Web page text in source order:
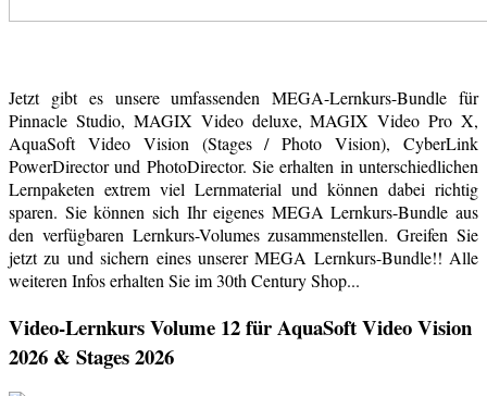
Jetzt gibt es unsere umfassenden MEGA-Lernkurs-Bundle für
Pinnacle Studio, MAGIX Video deluxe, MAGIX Video Pro X,
AquaSoft Video Vision (Stages / Photo Vision), CyberLink
PowerDirector und PhotoDirector. Sie erhalten in unterschiedlichen
Lernpaketen extrem viel Lernmaterial und können dabei richtig
sparen. Sie können sich Ihr eigenes MEGA Lernkurs-Bundle aus
den verfügbaren Lernkurs-Volumes zusammenstellen. Greifen Sie
jetzt zu und sichern eines unserer MEGA Lernkurs-Bundle!! Alle
weiteren Infos erhalten Sie im 30th Century Shop...
Video-Lernkurs Volume 12 für AquaSoft Video Vision
2026 & Stages 2026